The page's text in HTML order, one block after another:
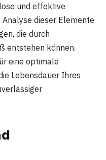
und effektive
dieser Elemente
die durch
entstehen können.
eine optimale
Lebensdauer Ihres